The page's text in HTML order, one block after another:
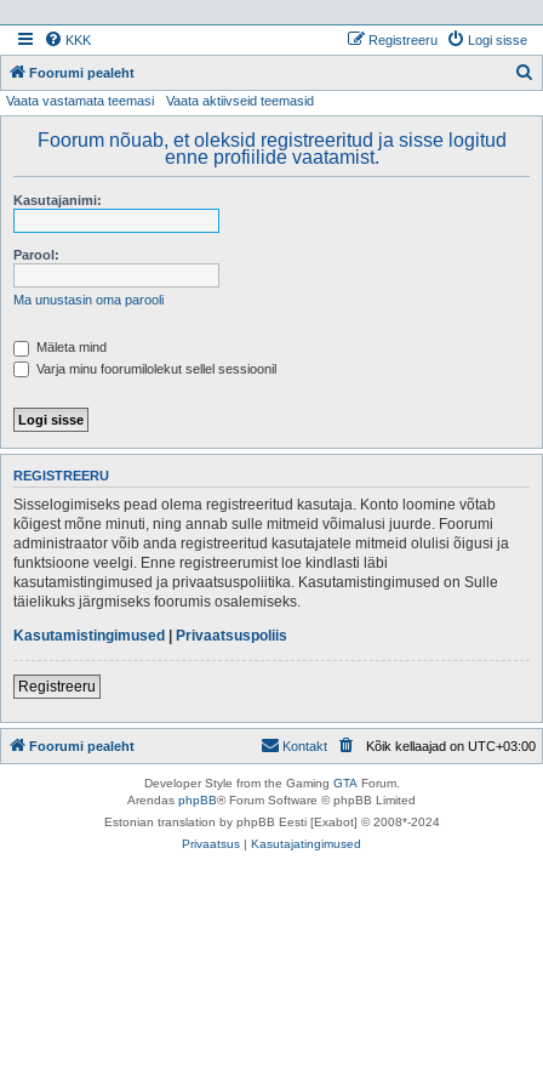
KKK Logi sisse
Registreeru
Foorumi pealeht
Vaata vastamata teemasi Vaata aktiivseid teemasid
Foorum nõuab, et oleksid registreeritud ja sisse logitud
enne profiilide vaatamist.
Kasutajanimi:
Parool:
Ma unustasin oma parooli
Mäleta mind
Varja minu foorumilolekut sellel sessioonil
REGISTREERU
Sisselogimiseks pead olema registreeritud kasutaja. Konto loomine võtab
kõigest mõne minuti, ning annab sulle mitmeid võimalusi juurde. Foorumi
administraator võib anda registreeritud kasutajatele mitmeid olulisi õigusi ja
funktsioone veelgi. Enne registreerumist loe kindlasti läbi
kasutamistingimused ja privaatsuspoliitika. Kasutamistingimused on Sulle
täielikuks järgmiseks foorumis osalemiseks.
Kasutamistingimused | Privaatsuspoliis
Registreeru
Foorumi pealeht Kõik kellaajad on UTC+03:00
Kontakt
Developer Style from the Gaming GTA Forum.
Arendas phpBB® Forum Software © phpBB Limited
Estonian translation by phpBB Eesti [Exabot] © 2008*-2024
Privaatsus | Kasutajatingimused